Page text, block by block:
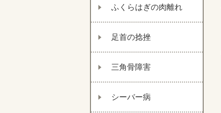
ふくらはぎの肉離れ
足首の捻挫
三角骨障害
シーバー病